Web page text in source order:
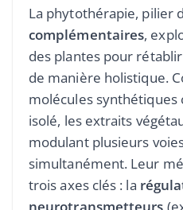
La phytothérapie, pilier
complémentaires,
des plantes pour
de manière holistique.
molécules
isolé, les extraits
modulant plusieurs
simultanément. Leur
trois axes clés : la